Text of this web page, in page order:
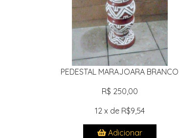
PEDESTAL MARAJOARA BRANCO
R$ 250,00
12 x de R$9,54
Adicionar